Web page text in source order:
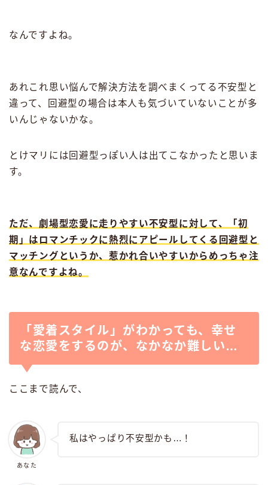
なんですよね。
あれこれ思い悩んで解決方法を調べまくってる不安型と
違って、回避型の場合は本人も気づいていないことが多
いんじゃないかな。
とけマリには回避型っぽい人は出てこなかったと思いま
す。
ただ、劇場型恋愛に走りやすい不安型に対して、「初
期」はロマンチックに熱烈にアピールしてくる回避型と
マッチングというか、惹かれ合いやすいからめっちゃ注
意なんですよね。
「愛着スタイル」がわかっても、幸せ
な恋愛をするのが、なかなか難しい…
ここまで読んで、
あなた
私はやっぱり不安型かも…！